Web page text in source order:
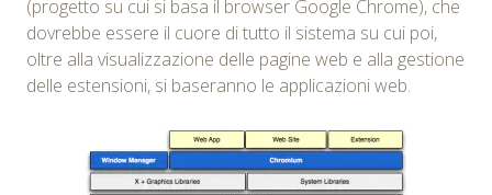
(progetto su cui si basa il browser Google Chrome), che
dovrebbe essere il cuore di tutto il sistema su cui poi,
oltre alla visualizzazione delle pagine web e alla gestione
delle estensioni, si baseranno le applicazioni web.